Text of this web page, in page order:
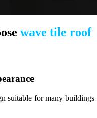
wave tile roof
suitable for many buildings